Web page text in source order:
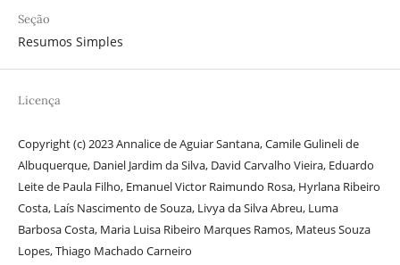
Seção
Resumos Simples
Licença
Copyright (c) 2023 Annalice de Aguiar Santana, Camile Gulineli de
Albuquerque, Daniel Jardim da Silva, David Carvalho Vieira, Eduardo
Leite de Paula Filho, Emanuel Victor Raimundo Rosa, Hyrlana Ribeiro
Costa, Laís Nascimento de Souza, Livya da Silva Abreu, Luma
Barbosa Costa, Maria Luisa Ribeiro Marques Ramos, Mateus Souza
Lopes, Thiago Machado Carneiro